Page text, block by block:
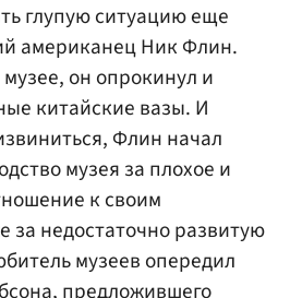
глупую ситуацию еще
американец Ник Флин.
он опрокинул и
китайские вазы. И
Флин начал
музея за плохое и
к своим
за недостаточно развитую
музеев опередил